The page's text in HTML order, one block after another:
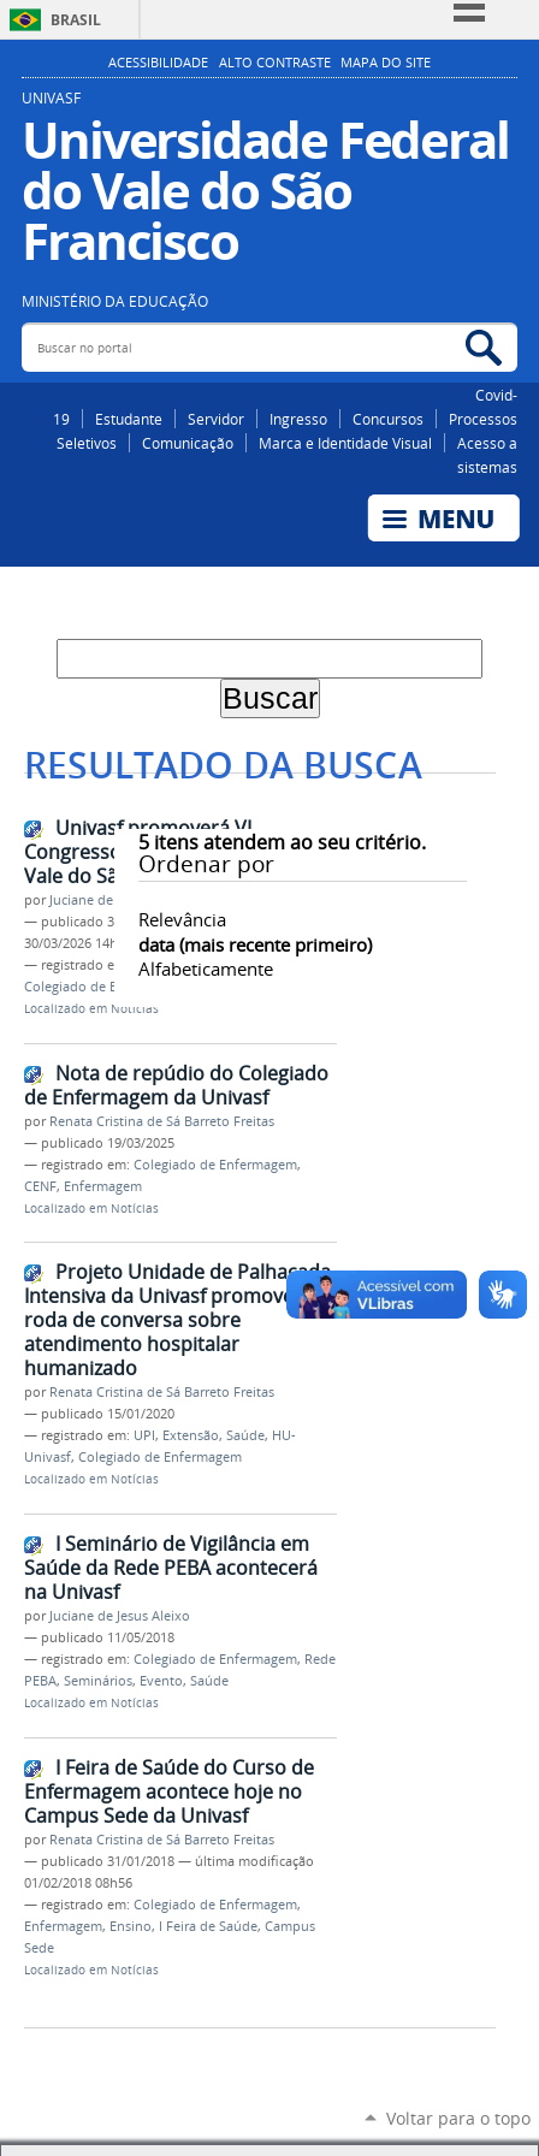
BRASIL
Simplifique!
Participe
Acesso à informação
Legislação
ACESSIBILIDADE ALTO CONTRASTE MAPA DO SITE
UNIVASF
Universidade Federal
do Vale do São
Francisco
MINISTÉRIO DA EDUCAÇÃO
Buscar no portal
Covid-
19
Estudante Servidor Ingresso Concursos
Processos
Seletivos
Comunicação Marca e Identidade Visual
Acesso a
sistemas
RESULTADO DA BUSCA
5itens atendem ao seu critério.
Ordenar por
Relevância
data (mais recente primeiro)
Alfabeticamente
Univasf promoverá VI
Congresso de Enfermagem do
Vale do São Francisco (Cenvasf)
por Juciane de Jesus Aleixo
— publicado 30/03/2026—última modificação
30/03/2026 14h33
— registrado em:
Cenvasf,Enfermagem,
Colegiado de Enfermagem
Localizado em Notícias
Nota de repúdio do Colegiado
de Enfermagem da Univasf
por Renata Cristina de Sá Barreto Freitas
— publicado 19/03/2025
— registrado em: Colegiado de Enfermagem,
CENF, Enfermagem
Localizado em Notícias
Projeto Unidade de Palhaçada
Intensiva da Univasf promove
roda de conversa sobre
atendimento hospitalar
humanizado
por Renata Cristina de Sá Barreto Freitas
— publicado 15/01/2020
— registrado em: UPI, Extensão, Saúde, HU-
Univasf, Colegiado de Enfermagem
Localizado em Notícias
I Seminário de Vigilância em
Saúde da Rede PEBA acontecerá
na Univasf
por Juciane de Jesus Aleixo
— publicado 11/05/2018
— registrado em: Colegiado de Enfermagem, Rede
PEBA, Seminários, Evento, Saúde
Localizado em Notícias
I Feira de Saúde do Curso de
Enfermagem acontece hoje no
Campus Sede da Univasf
por Renata Cristina de Sá Barreto Freitas
— publicado 31/01/2018 — última modificação
01/02/2018 08h56
— registrado em: Colegiado de Enfermagem,
Enfermagem, Ensino, I Feira de Saúde, Campus
Sede
Localizado em Notícias
Voltar para o topo